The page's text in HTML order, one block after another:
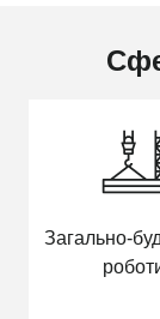
Загально-